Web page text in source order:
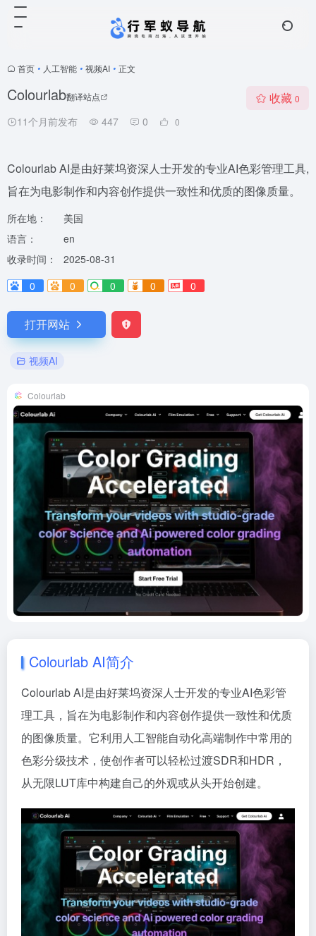
首页 • 人工智能 • 视频AI • 正文
Colourlab翻译站点
11个月前发布 447 0 0
收藏 0
Colourlab AI是由好莱坞资深人士开发的专业AI色彩管理工具,
旨在为电影制作和内容创作提供一致性和优质的图像质量。
所在地：
美国
语言：
en
收录时间：
2025-08-31
0
0 0 0 0
打开网站
视频AI
Colourlab
Colourlab AI​简介
Colourlab AI是由好莱坞资深人士开发的专业AI色彩管
理工具，旨在为电影制作和内容创作提供一致性和优质
的图像质量。它利用人工智能自动化高端制作中常用的
色彩分级技术，使创作者可以轻松过渡SDR和HDR，
从无限LUT库中构建自己的外观或从头开始创建。